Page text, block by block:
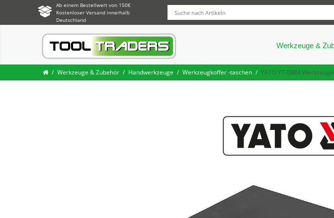
Ab einem Bestellwert von 150€
Kostenloser Versand innerhalb
Deutschland
Werkzeuge &
Werkzeuge & Zubehör Handwerkzeuge Werkzeugkoffer -taschen YATO YT-0884